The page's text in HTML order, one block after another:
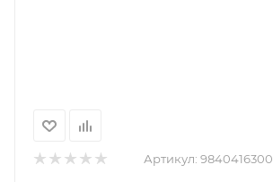
Артикул: 9840416300